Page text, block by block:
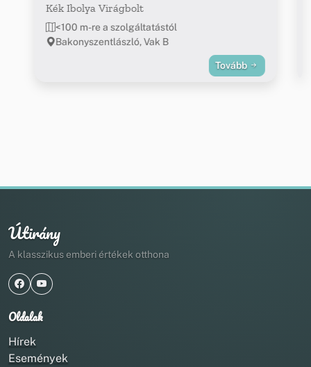
Kék Ibolya Virágbolt
<100 m-re a szolgáltatástól
Bakonyszentlászló, Vak B
Tovább
Útirány
A klasszikus emberi értékek otthona
Oldalak
Hírek
Események